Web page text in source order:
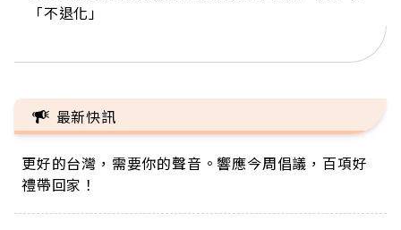
「不退化」
的家，我連作夢都講台語！」
丑」走進安養院，逗樂上萬爺奶：退休後才開始真
手，分享長壽的秘密原來是「這個」
巨蛋！連CNN都大讚！
最新快訊
更好的台灣，需要你的聲音。響應今周倡議，百項好
禮帶回家！